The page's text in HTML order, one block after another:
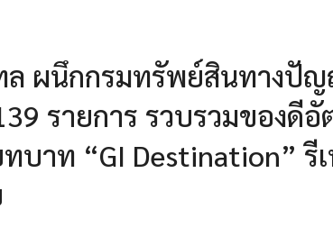
ล ผนึกกรมทรัพย์สินทางปั
รายการ รวบรวมของดี
บาท “GI Destination” รี